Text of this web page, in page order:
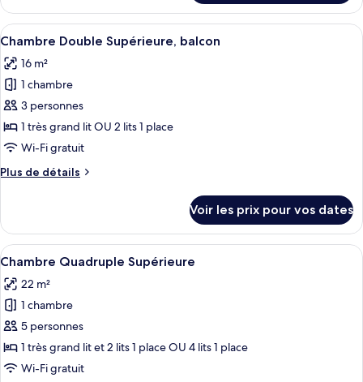
dans
les
dépendances
le
type
de
Chambre
Double,
les
dépendances
Afficher
toutes
les
photos
pour
ce
type
chambre :
Supérieure,
balcon
Une chambre d’hôtel moderne
8
Chambre Double Supérieure, balcon
16 m²
1 chambre
3 personnes
1 très grand lit OU 2 lits 1 place
Wi-Fi gratuit
Plus de détails
Plus
le
type
de
Chambre
Double
balcon
Voir les prix pour vos dates
Afficher
toutes
les
photos
pour
ce
type
Une chambre d’hôtel avec deux
12
Chambre Quadruple Supérieure
22 m²
1 chambre
5 personnes
1 très grand lit et 2 lits 1 place OU 4 lits 1 place
Wi-Fi gratuit